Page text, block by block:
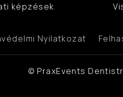
képzések
Nyilatkozat
© PraxEvents